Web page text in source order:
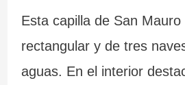
Esta capilla de San
rectangular y de tres
aguas. En el interior